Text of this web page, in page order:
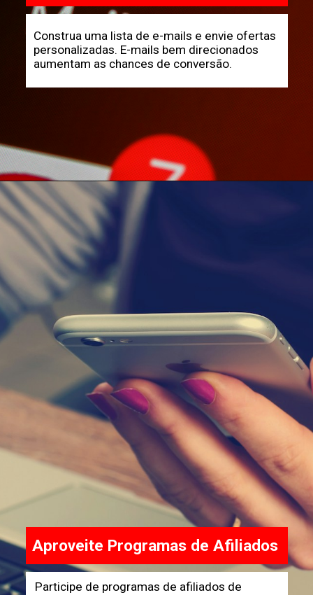
Construa uma lista de e-mails e envie ofertas
personalizadas. E-mails bem direcionados
aumentam as chances de conversão.
Opening
Participe de programas de afiliados de
Aproveite Programas de Afiliados